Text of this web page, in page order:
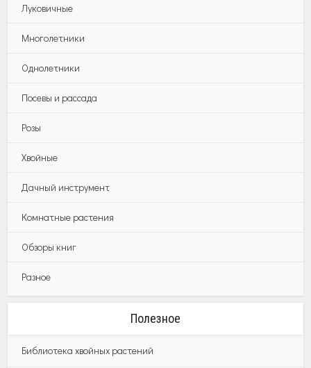
Луковичные
Многолетники
Однолетники
Посевы и рассада
Розы
Хвойные
Дачный инструмент
Комнатные растения
Обзоры книг
Разное
Полезное
Библиотека хвойных растений